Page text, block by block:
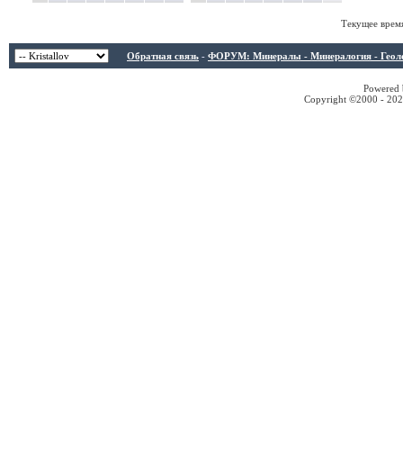
Текущее
Обратная связь - ФОРУМ: Минералы - Минералогия -
Copyright ©2000 -